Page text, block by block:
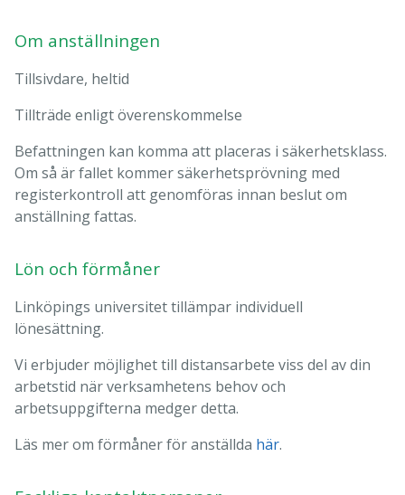
Om anställningen
Tillsivdare, heltid
Tillträde enligt överenskommelse
Befattningen kan komma att placeras i säkerhetsklass.
Om så är fallet kommer säkerhetsprövning med
registerkontroll att genomföras innan beslut om
anställning fattas.
Lön och förmåner
Linköpings universitet tillämpar individuell
lönesättning.
Vi erbjuder möjlighet till distansarbete viss del av din
arbetstid när verksamhetens behov och
arbetsuppgifterna medger detta.
Läs mer om förmåner för anställda här.